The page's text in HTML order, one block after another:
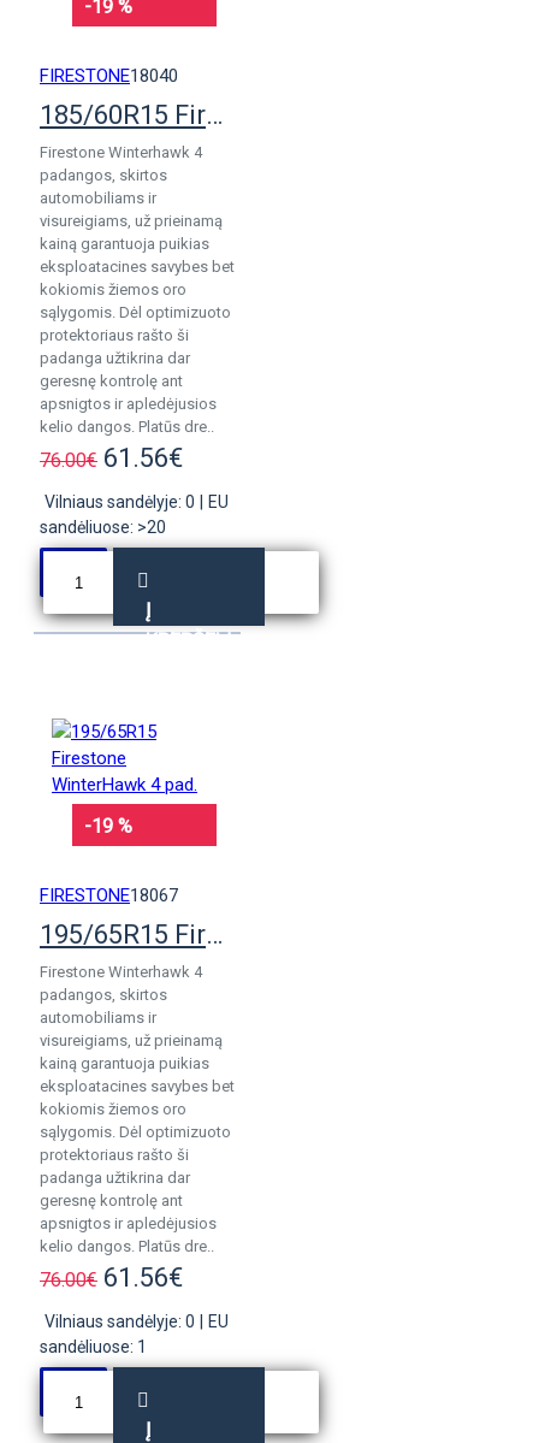
-19 %
FIRESTONE18040
185/60R15 Firestone WinterHawk 4 pad.
Firestone Winterhawk 4
padangos, skirtos
automobiliams ir
visureigiams, už prieinamą
kainą garantuoja puikias
eksploatacines savybes bet
kokiomis žiemos oro
sąlygomis. Dėl optimizuoto
protektoriaus rašto ši
padanga užtikrina dar
geresnę kontrolę ant
apsnigtos ir apledėjusios
kelio dangos. Platūs dre..
76.00€ 61.56€
Vilniaus sandėlyje: 0
EU
sandėliuose: >20
Į
KREPŠELĮ
-19 %
FIRESTONE18067
195/65R15 Firestone WinterHawk 4 pad.
Firestone Winterhawk 4
padangos, skirtos
automobiliams ir
visureigiams, už prieinamą
kainą garantuoja puikias
eksploatacines savybes bet
kokiomis žiemos oro
sąlygomis. Dėl optimizuoto
protektoriaus rašto ši
padanga užtikrina dar
geresnę kontrolę ant
apsnigtos ir apledėjusios
kelio dangos. Platūs dre..
76.00€ 61.56€
Vilniaus sandėlyje: 0
EU
sandėliuose: 1
Į